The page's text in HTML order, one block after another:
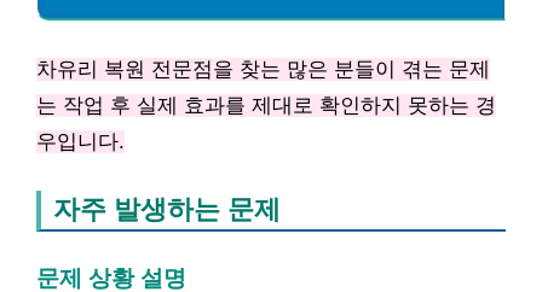
차유리 복원 전문점을 찾는 많은 분들이 겪는 문제
는 작업 후 실제 효과를 제대로 확인하지 못하는 경
우입니다.
자주 발생하는 문제
문제 상황 설명